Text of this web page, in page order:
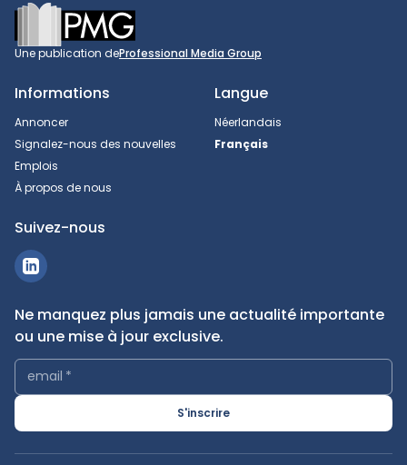
Footer
Une publication deProfessional Media Group
Informations
Annoncer
Signalez-nous des nouvelles
Emplois
À propos de nous
Langue
Néerlandais
Français
Suivez-nous
Ne manquez plus jamais une actualité importante
ou une mise à jour exclusive.
email *
S'inscrire